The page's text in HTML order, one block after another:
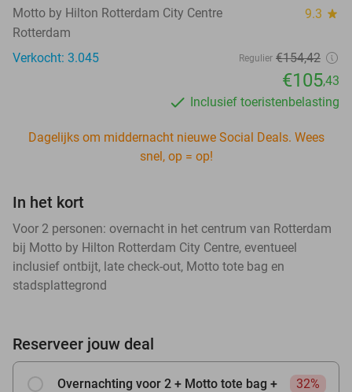
Motto by Hilton Rotterdam City Centre 9.3 star
Rotterdam
Verkocht: 3.045
Regulier €154,42
€105,43
Inclusief toeristenbelasting
Dagelijks om middernacht nieuwe Social Deals. Wees
snel, op = op!
In het kort
Voor 2 personen: overnacht in het centrum van Rotterdam
bij Motto by Hilton Rotterdam City Centre, eventueel
inclusief ontbijt, late check-out, Motto tote bag en
stadsplattegrond
Reserveer jouw deal
Overnachting voor 2 + Motto tote bag +
32%